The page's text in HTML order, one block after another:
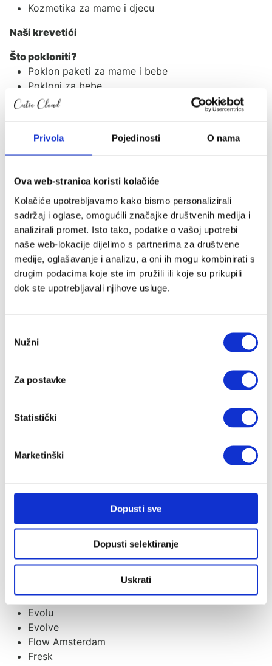
Privola Pojedinosti O nama
Ova web-stranica koristi kolačiće
Kolačiće upotrebljavamo kako bismo personalizirali
sadržaj i oglase, omogućili značajke društvenih medija i
analizirali promet. Isto tako, podatke o vašoj upotrebi
naše web-lokacije dijelimo s partnerima za društvene
medije, oglašavanje i analizu, a oni ih mogu kombinirati s
drugim podacima koje ste im pružili ili koje su prikupili
dok ste upotrebljavali njihove usluge.
pristanka
Nužni
Za postavke
Statistički
Marketinški
Dopusti sve
Dopusti selektiranje
Uskrati
Kozmetika za mame i djecu
Naši krevetići
Što pokloniti?
Poklon paketi za mame i bebe
Pokloni za bebe
Pokloni za djecu
Brendovi
AeroMoov
Alecto
Angelcare
Asobu
b.box
Baby Björn
Baby Brezza
Baby Monsters
Bambiboo
Bibs
Carriwell
Childhome
Cocoonababy
CoZee
Dada&Rocco
Ergobaby
Evolu
Evolve
Flow Amsterdam
Fresk